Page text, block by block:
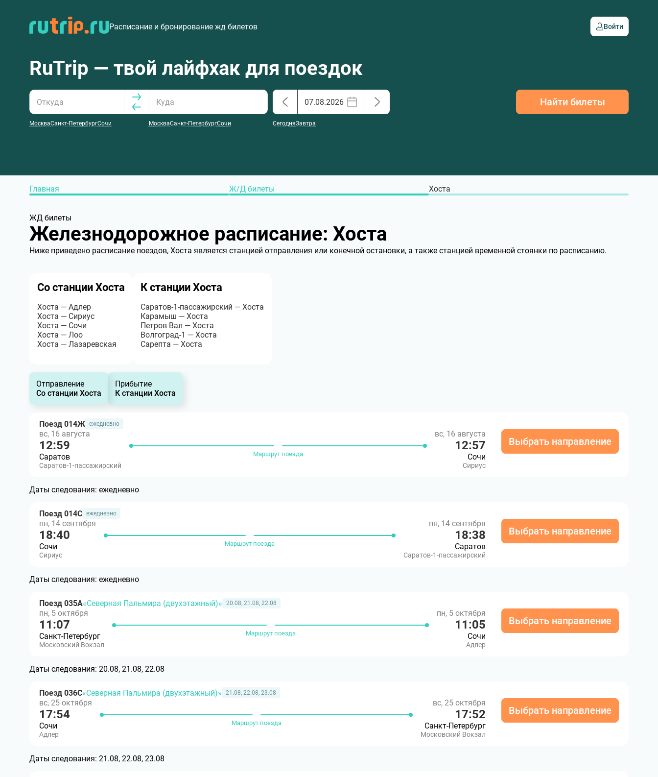
Расписание и бронирование жд билетов Войти
RuTrip — твой лайфхак для поездок
МоскваСанкт-ПетербургСочи МоскваСанкт-ПетербургСочи СегодняЗавтра
Найти билеты
Главная Ж/Д билеты Хоста
ЖД билеты
Железнодорожное расписание: Хоста
Ниже приведено расписание поездов, Хоста является станцией отправления или конечной остановки, а также станцией временной стоянки по расписанию.
Со станции Хоста
Хоста — Адлер
Хоста — Сириус
Хоста — Сочи
Хоста — Лоо
Хоста — Лазаревская
К станции Хоста
Саратов-1-пассажирский — Хоста
Карамыш — Хоста
Петров Вал — Хоста
Волгоград-1 — Хоста
Сарепта — Хоста
Отправление
Со станции Хоста
Прибытие
К станции Хоста
Поезд 014Ж ежедневно
вс, 16 августа
12:59
Саратов
Саратов-1-пассажирский
Маршрут поезда
вс, 16 августа
12:57
Сочи
Сириус
Выбрать направление
Даты следования: ежедневно
Поезд 014С ежедневно
пн, 14 сентября
18:40
Сочи
Сириус
Маршрут поезда
пн, 14 сентября
18:38
Саратов
Саратов-1-пассажирский
Выбрать направление
Даты следования: ежедневно
Поезд 035А«Северная Пальмира (двухэтажный)» 20.08, 21.08, 22.08
пн, 5 октября
11:07
Санкт-Петербург
Московский Вокзал
Маршрут поезда
пн, 5 октября
11:05
Сочи
Адлер
Выбрать направление
Даты следования: 20.08, 21.08, 22.08
Поезд 036С«Северная Пальмира (двухэтажный)» 21.08, 22.08, 23.08
вс, 25 октября
17:54
Сочи
Адлер
Маршрут поезда
вс, 25 октября
17:52
Санкт-Петербург
Московский Вокзал
Выбрать направление
Даты следования: 21.08, 22.08, 23.08